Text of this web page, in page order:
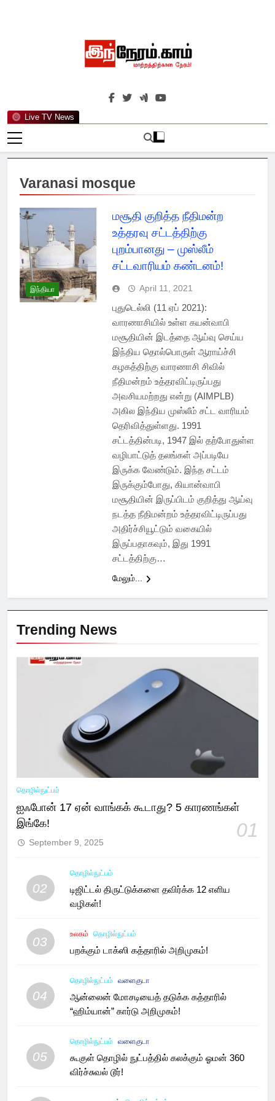
Live TV News
இந்நேரம்.காம்
செய்திகளுக்கு அப்பால்…
Varanasi mosque
இந்தியா
மசூதி குறித்த நீதிமன்ற
உத்தரவு சட்டத்திற்கு
புறம்பானது – முஸ்லீம்
சட்டவாரியம் கண்டனம்!
April 11, 2021
புதுடெல்லி (11 ஏப் 2021):
வாரணாசியில் உள்ள கயன்வாபி
மசூதியின் இடத்தை ஆய்வு செய்ய
இந்திய தொல்பொருள் ஆராய்ச்சி
கழகத்திற்கு வாரணாசி சிவில்
நீதிமன்றம் உத்தரவிட்டிருப்பது
அவசியமற்றது என்று (AIMPLB)
அகில இந்திய முஸ்லீம் சட்ட வாரியம்
தெரிவித்துள்ளது. 1991
சட்டத்தின்படி, 1947 இல் தற்போதுள்ள
வழிபாட்டுத் தலங்கள் அப்படியே
இருக்க வேண்டும். இந்த சட்டம்
இருக்கும்போது, ​​கியான்வாபி
மசூதியின் இருப்பிடம் குறித்து ஆய்வு
நடத்த நீதிமன்றம் உத்தரவிட்டிருப்பது
அதிர்ச்சியூட்டும் வகையில்
இருப்பதாகவும், இது 1991
சட்டத்திற்கு…
மேலும்...
Trending News
தொழில்நுட்பம்
ஐஃபோன் 17 ஏன் வாங்கக் கூடாது? 5 காரணங்கள்
இங்கே!
01
September 9, 2025
02
தொழில்நுட்பம்
டிஜிட்டல் திருட்டுக்களை தவிர்க்க 12 எளிய
வழிகள்!
03
உலகம் தொழில்நுட்பம்
பறக்கும் டாக்ஸி கத்தாரில் அறிமுகம்!
04
தொழில்நுட்பம் வளைகுடா
ஆன்லைன் மோசடியைத் தடுக்க கத்தாரில்
“ஹிம்யான்” கார்டு அறிமுகம்!
05
தொழில்நுட்பம் வளைகுடா
கூகுள் தொழில் நுட்பத்தில் கலக்கும் ஓமன் 360
விர்ச்சுவல் டூர்!